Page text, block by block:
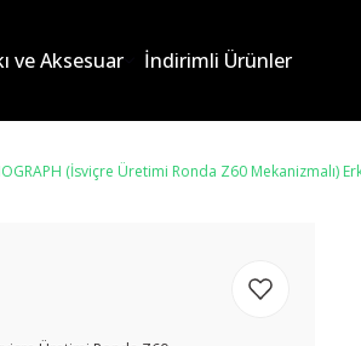
ve Aksesuar İndirimli Ürünler
(İsviçre Üretimi Ronda Z60 Mekanizmalı)